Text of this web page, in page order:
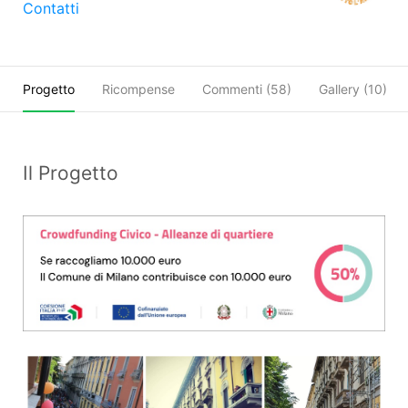
Contatti
Progetto Ricompense Commenti (58) Gallery (10)
Il Progetto